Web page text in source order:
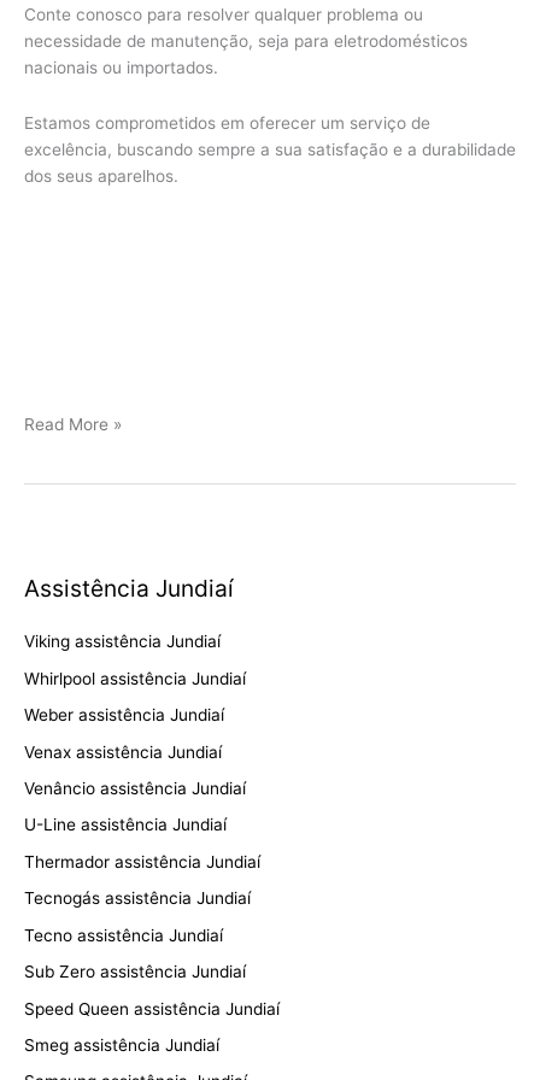
Conte conosco para resolver qualquer problema ou
necessidade de manutenção, seja para eletrodomésticos
nacionais ou importados.
Estamos comprometidos em oferecer um serviço de
excelência, buscando sempre a sua satisfação e a durabilidade
dos seus aparelhos.
Jundiaí
Read More »
Assistência Jundiaí
Viking assistência Jundiaí
Whirlpool assistência Jundiaí
Weber assistência Jundiaí
Venax assistência Jundiaí
Venâncio assistência Jundiaí
U-Line assistência Jundiaí
Thermador assistência Jundiaí
Tecnogás assistência Jundiaí
Tecno assistência Jundiaí
Sub Zero assistência Jundiaí
Speed Queen assistência Jundiaí
Smeg assistência Jundiaí